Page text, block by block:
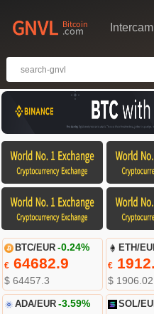
BTC/EUR -0.24%
€64682.9
$ 64457.3
ETH/
€
$ 1906.02
ADA/EUR -3.59% SOL/